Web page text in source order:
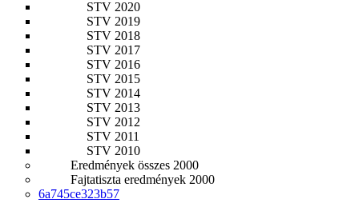
STV 2020
STV 2019
STV 2018
STV 2017
STV 2016
STV 2015
STV 2014
STV 2013
STV 2012
STV 2011
STV 2010
Eredmények összes 2000
Fajtatiszta eredmények 2000
6a745ce323b57